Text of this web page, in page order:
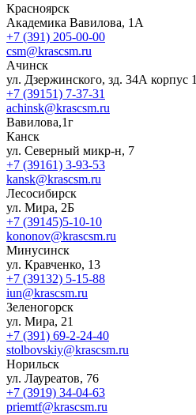
Красноярск
Академика Вавилова, 1А
+7 (391) 205-00-00
csm@krascsm.ru
Ачинск
ул. Дзержинского, зд. 34А корпус 1
+7 (39151) 7-37-31
achinsk@krascsm.ru
Вавилова,1г
Канск
ул. Северный микр-н, 7
+7 (39161) 3-93-53
kansk@krascsm.ru
Лесосибирск
ул. Мира, 2Б
+7 (39145)5-10-10
kononov@krascsm.ru
Минусинск
ул. Кравченко, 13
+7 (39132) 5-15-88
iun@krascsm.ru
Зеленогорск
ул. Мира, 21
+7 (391) 69-2-24-40
stolbovskiy@krascsm.ru
Норильск
ул. Лауреатов, 76
+7 (3919) 34-04-63
priemtf@krascsm.ru